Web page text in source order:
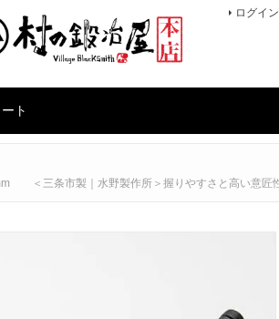
ログイン
ト
三条市製｜水野製作所＞握りやすさと高い意匠性